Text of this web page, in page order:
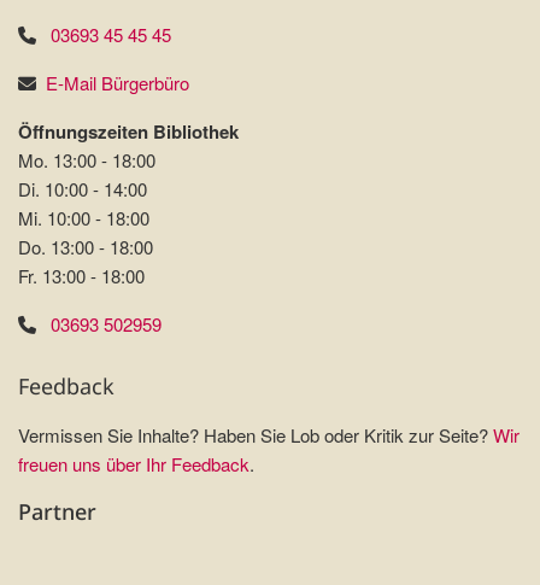
03693 45 45 45
E-Mail Bürgerbüro
Öffnungszeiten Bibliothek
Mo. 13:00 - 18:00
Di. 10:00 - 14:00
Mi. 10:00 - 18:00
Do. 13:00 - 18:00
Fr. 13:00 - 18:00
03693 502959
Feedback
Vermissen Sie Inhalte? Haben Sie Lob oder Kritik zur Seite?Wir
freuen uns über Ihr Feedback.
Partner